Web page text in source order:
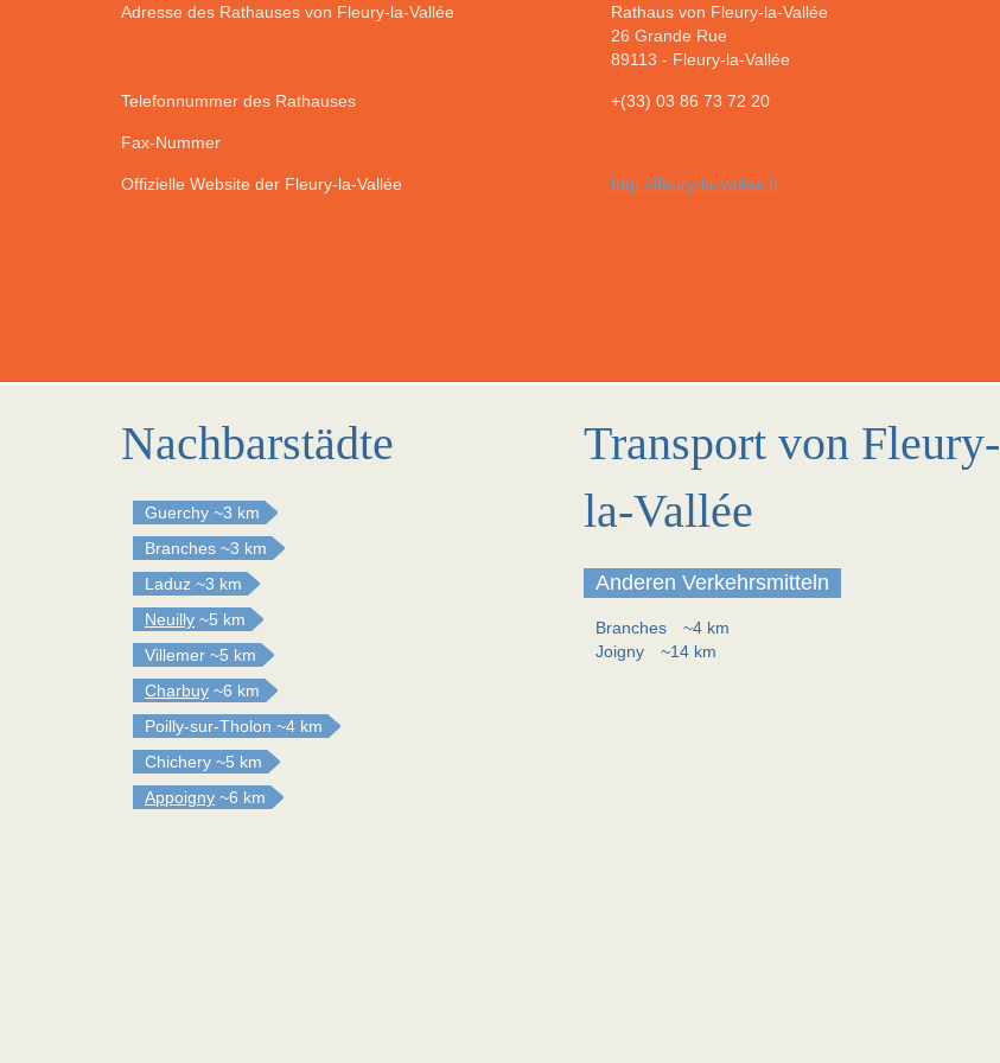
Adresse des Rathauses von Fleury-la-Vallée
Rathaus von Fleury-la-Vallée
26 Grande Rue
89113 - Fleury-la-Vallée
Telefonnummer des Rathauses +(33) 03 86 73 72 20
Fax-Nummer
Offizielle Website der Fleury-la-Vallée http://fleury-la-vallee.fr
Nachbarstädte
Guerchy ~3 km
Branches ~3 km
Laduz ~3 km
Neuilly ~5 km
Villemer ~5 km
Charbuy ~6 km
Poilly-sur-Tholon ~4 km
Chichery ~5 km
Appoigny ~6 km
Transport von Fleury-
la-Vallée
Anderen Verkehrsmitteln
Branches
~4 km
Joigny
~14 km